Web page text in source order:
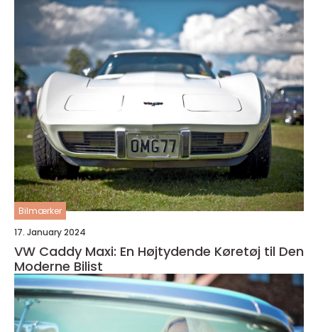
Bilmærker
17. January 2024
VW Caddy Maxi: En Højtydende Køretøj til Den
Moderne Bilist